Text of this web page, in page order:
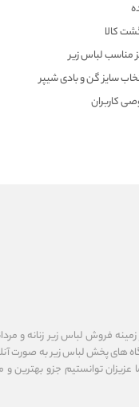
کالا
مناسب لباس زیر
سایز گن و بادی شیپر
کاربران
اینترنتی ماماشاپ فعالیت خود را از سال 1390 در زمینه
های پخش لباس زیر به صورت
توانستیم جزو بهترین